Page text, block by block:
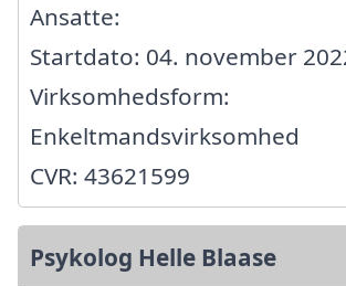
Ansatte:
Startdato: 04. november
Virksomhedsform:
Enkeltmandsvirksomhed
CVR: 43621599
Psykolog Helle Blaase